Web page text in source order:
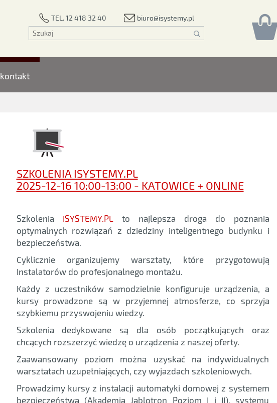
TEL. 12 418 32 40 biuro@isystemy.pl
kontakt
SZKOLENIA ISYSTEMY.PL
2025-12-16 10:00-13:00 - KATOWICE + ONLINE
Szkolenia ISYSTEMY.PL
to najlepsza droga do poznania
optymalnych rozwiązań z dziedziny inteligentnego budynku i
bezpieczeństwa.
Cyklicznie organizujemy warsztaty, które przygotowują
Instalatorów do profesjonalnego montażu.
Każdy z uczestników samodzielnie konfiguruje urządzenia, a
kursy prowadzone są w przyjemnej atmosferze, co sprzyja
szybkiemu przyswojeniu wiedzy.
Szkolenia dedykowane są dla osób początkujących oraz
chcących rozszerzyć wiedzę o urządzenia z naszej oferty.
Zaawansowany poziom można uzyskać na indywidualnych
warsztatach uzupełniających, czy wyjazdach szkoleniowych.
Prowadzimy kursy z instalacji automatyki domowej z systemem
bezpieczeństwa (Akademia Jablotron Poziom I i II), systemu